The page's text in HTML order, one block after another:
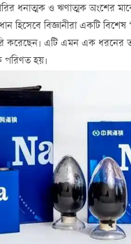
ধনাত্মক ও ঋণাত্মক অংশের
হিসেবে বিজ্ঞানীরা একটি বিশেষ
করেছেন। এটি এমন এক ধরনের
পরিণত হয়।